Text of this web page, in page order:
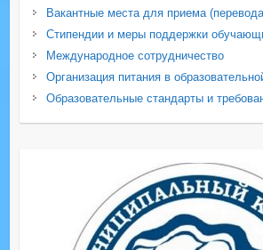
Вакантные места для приема
Стипендии и меры поддержки
Международное сотрудничество
Организация питания в
Образовательные стандарты и